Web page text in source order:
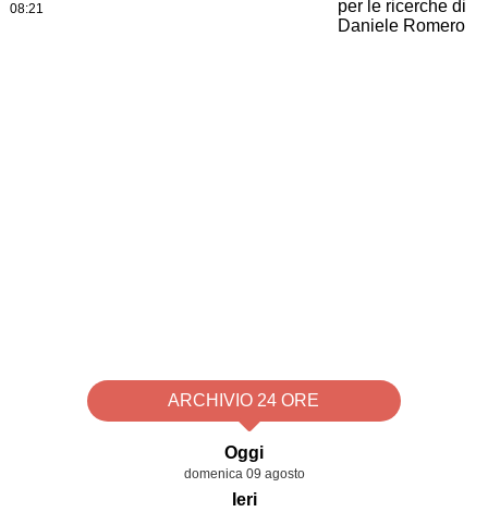
08:21
ARCHIVIO 24 ORE
Oggi
domenica 09 agosto
Ieri